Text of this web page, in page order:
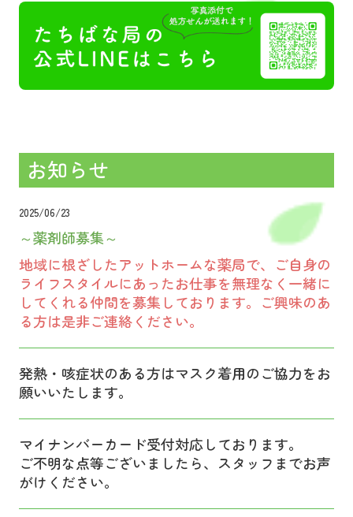
お知らせ
2025/06/23
～薬剤師募集～
地域に根ざしたアットホームな薬局で、ご自身の
ライフスタイルにあったお仕事を無理なく一緒に
してくれる仲間を募集しております。ご興味のあ
る方は是非ご連絡ください。
発熱・咳症状のある方はマスク着用のご協力をお
願いいたします。
マイナンバーカード受付対応しております。
ご不明な点等ございましたら、スタッフまでお声
がけください。